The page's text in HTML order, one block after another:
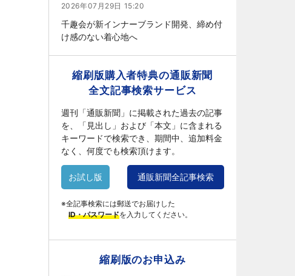
2026年07月29日 15:20
千趣会が新インナーブランド開発、締め付
け感のない着心地へ
縮刷版購入者特典の通販新聞
全文記事検索サービス
週刊「通販新聞」に掲載された過去の記事
を、「見出し」および「本文」に含まれる
キーワードで検索でき、期間中、追加料金
なく、何度でも検索頂けます。
お試し版 通販新聞全記事検索
※全記事検索には郵送でお届けした
ID・パスワードを入力してください。
縮刷版のお申込み